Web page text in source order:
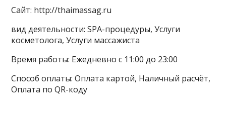
Сайт: http://thaimassag.ru
вид деятельности: SPA-процедуры, Услуги
косметолога, Услуги массажиста
Время работы: Ежедневно с 11:00 до 23:00
Способ оплаты: Оплата картой, Наличный расчёт,
Оплата по QR-коду